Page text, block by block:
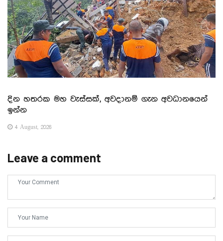
දින හතරක මහ වැස්සක්, අවදානම් ගැන අවධානයෙන්
ඉන්න
4 August, 2026
Leave a comment